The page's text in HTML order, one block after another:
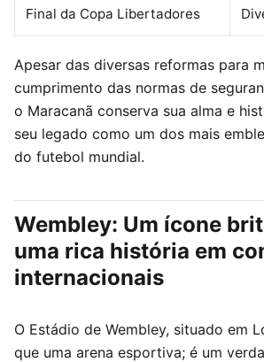
Final da Copa Libertadores
Apesar das diversas reformas para
cumprimento das normas de
o Maracanã conserva sua alma e
seu legado como um dos mais
do futebol mundial.
Wembley: Um ícone
uma rica história em
internacionais
O Estádio de Wembley, situado em
que uma arena esportiva; é um